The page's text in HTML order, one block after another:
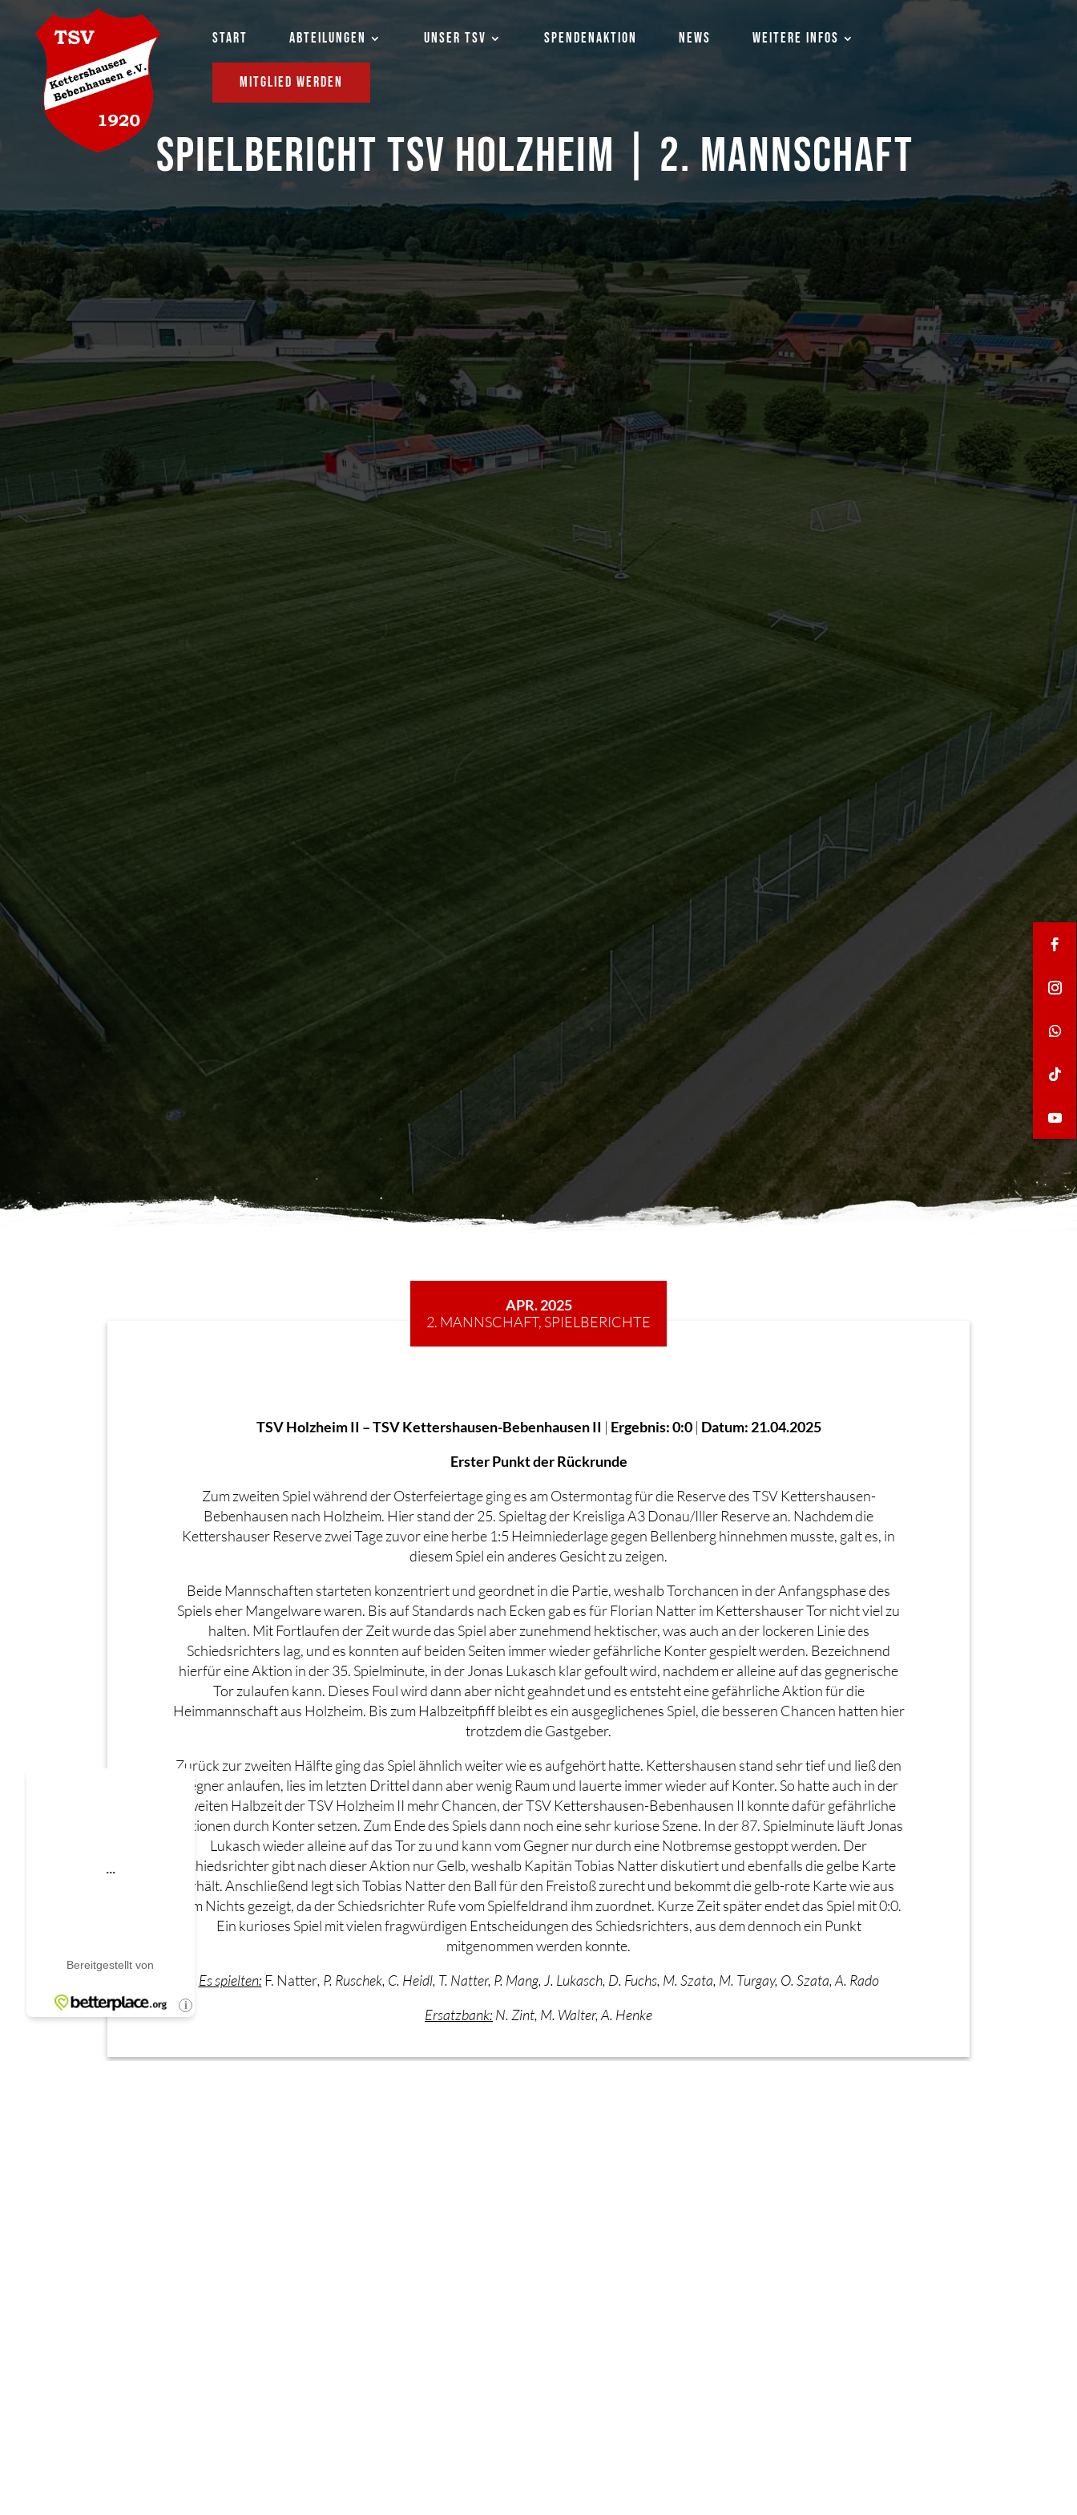
START ABTEILUNGEN UNSER TSV SPENDENAKTION NEWS WEITERE INFOS
MITGLIED WERDEN
SPIELBERICHT TSV HOLZHEIM | 2. MANNSCHAFT
APR. 2025
2. MANNSCHAFT, SPIELBERICHTE
TSV Holzheim II – TSV Kettershausen-Bebenhausen II | Ergebnis: 0:0| Datum: 21.04.2025
Erster Punkt der Rückrunde
Zum zweiten Spiel während der Osterfeiertage ging es am Ostermontag für die Reserve des TSV Kettershausen-
Bebenhausen nach Holzheim. Hier stand der 25. Spieltag der Kreisliga A3 Donau/Iller Reserve an. Nachdem die
Kettershauser Reserve zwei Tage zuvor eine herbe 1:5 Heimniederlage gegen Bellenberg hinnehmen musste, galt es, in
diesem Spiel ein anderes Gesicht zu zeigen.
Beide Mannschaften starteten konzentriert und geordnet in die Partie, weshalb Torchancen in der Anfangsphase des
Spiels eher Mangelware waren. Bis auf Standards nach Ecken gab es für Florian Natter im Kettershauser Tor nicht viel zu
halten. Mit Fortlaufen der Zeit wurde das Spiel aber zunehmend hektischer, was auch an der lockeren Linie des
Schiedsrichters lag, und es konnten auf beiden Seiten immer wieder gefährliche Konter gespielt werden. Bezeichnend
hierfür eine Aktion in der 35. Spielminute, in der Jonas Lukasch klar gefoult wird, nachdem er alleine auf das gegnerische
Tor zulaufen kann. Dieses Foul wird dann aber nicht geahndet und es entsteht eine gefährliche Aktion für die
Heimmannschaft aus Holzheim. Bis zum Halbzeitpfiff bleibt es ein ausgeglichenes Spiel, die besseren Chancen hatten hier
trotzdem die Gastgeber.
Zurück zur zweiten Hälfte ging das Spiel ähnlich weiter wie es aufgehört hatte. Kettershausen stand sehr tief und ließ den
Gegner anlaufen, lies im letzten Drittel dann aber wenig Raum und lauerte immer wieder auf Konter. So hatte auch in der
zweiten Halbzeit der TSV Holzheim II mehr Chancen, der TSV Kettershausen-Bebenhausen II konnte dafür gefährliche
Aktionen durch Konter setzen. Zum Ende des Spiels dann noch eine sehr kuriose Szene. In der 87. Spielminute läuft Jonas
Lukasch wieder alleine auf das Tor zu und kann vom Gegner nur durch eine Notbremse gestoppt werden. Der
Schiedsrichter gibt nach dieser Aktion nur Gelb, weshalb Kapitän Tobias Natter diskutiert und ebenfalls die gelbe Karte
erhält. Anschließend legt sich Tobias Natter den Ball für den Freistoß zurecht und bekommt die gelb-rote Karte wie aus
dem Nichts gezeigt, da der Schiedsrichter Rufe vom Spielfeldrand ihm zuordnet. Kurze Zeit später endet das Spiel mit 0:0.
Ein kurioses Spiel mit vielen fragwürdigen Entscheidungen des Schiedsrichters, aus dem dennoch ein Punkt
mitgenommen werden konnte.
Es spielten: F. Natter, P. Ruschek, C. Heidl, T. Natter, P. Mang, J. Lukasch, D. Fuchs, M. Szata, M. Turgay, O. Szata, A. Rado
Ersatzbank: N. Zint, M. Walter, A. Henke